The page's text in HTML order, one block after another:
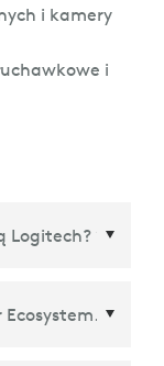
i kamery
i